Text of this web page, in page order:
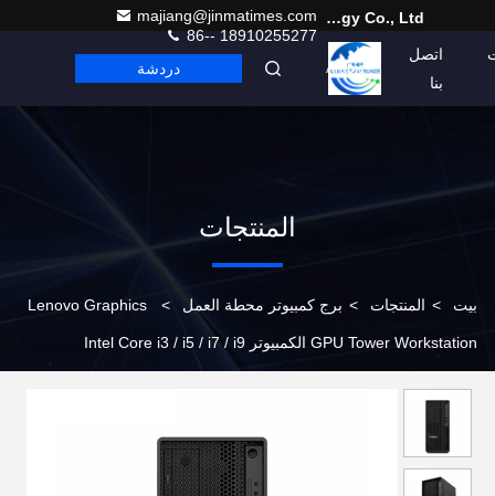
Beijing Guangtian Runze Technology Co., Ltd.
majiang@jinmatimes.com
86-- 18910255277
اتصل
بنا
Arabic دردشة
المنتجات
بيت > المنتجات > برج كمبيوتر محطة العمل >
Lenovo Graphics
GPU Tower Workstation الكمبيوتر Intel Core i3 / i5 / i7 / i9